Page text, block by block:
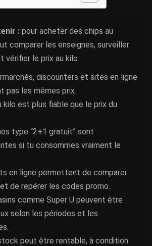
: pour acheter des chips au
comparer les enseignes, surveiller
vérifier le prix au kilo.
discounters et sites en ligne
pas les mêmes prix.
kilo est plus fiable que le prix du
type “2+1 gratuit” sont
si tu consommes vraiment le
en ligne permettent de comparer
de repérer les codes promo.
comme Super U peuvent être
selon les périodes et les
peut être rentable, à condition